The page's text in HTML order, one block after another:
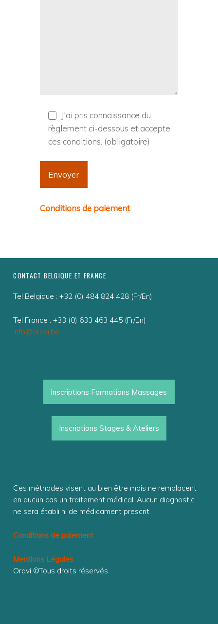
J'ai pris connaissance du
règlement ci-dessous et accepte
ces conditions. (obligatoire)
Conditions de paiement
FOOTER SIDEBAR
CONTACT BELGIQUE ET FRANCE
Tel Belgique : +32 (0) 484 824 428 (Fr/En)
Tel France : +33 (0) 633 463 445 (Fr/En)
info@oravi.be
Inscriptions Formations Massages
Inscriptions Stages & Ateliers
Ces méthodes visent au bien être mais ne remplacent
en aucun cas un traitement médical. Aucun diagnostic
ne sera établi ni de médicament prescrit.
Conditions de paiement
Mentions Légales
Oravi ©Tous droits réservés